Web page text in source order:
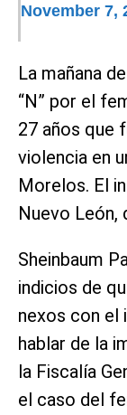
November 7,
La mañana
“N” por el
27 años que
violencia en
Morelos. El
Nuevo León,
Sheinbaum
indicios de
nexos con el
hablar de la
la Fiscalía
el caso del